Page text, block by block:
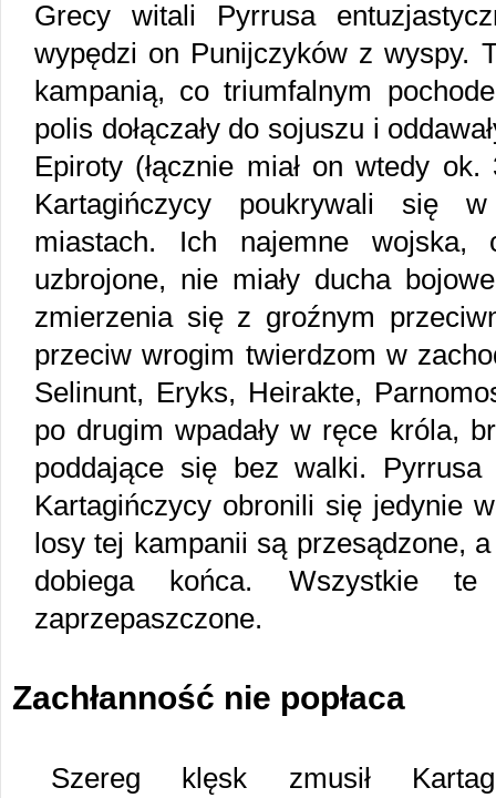
Grecy witali Pyrrusa
wypędzi on Punijczyków z wyspy.
kampanią, co triumfalnym
polis dołączały do sojuszu i
Epiroty (łącznie miał on wtedy
Kartagińczycy poukrywali się
miastach. Ich najemne wojska,
uzbrojone, nie miały ducha
zmierzenia się z groźnym
przeciw wrogim twierdzom w
Selinunt, Eryks, Heirakte,
po drugim wpadały w ręce króla,
poddające się bez walki. Pyrrusa
Kartagińczycy obronili się jedynie
losy tej kampanii są przesądzone,
dobiega końca. Wszystkie te
zaprzepaszczone.
Zachłanność nie popłaca
Szereg klęsk zmusił